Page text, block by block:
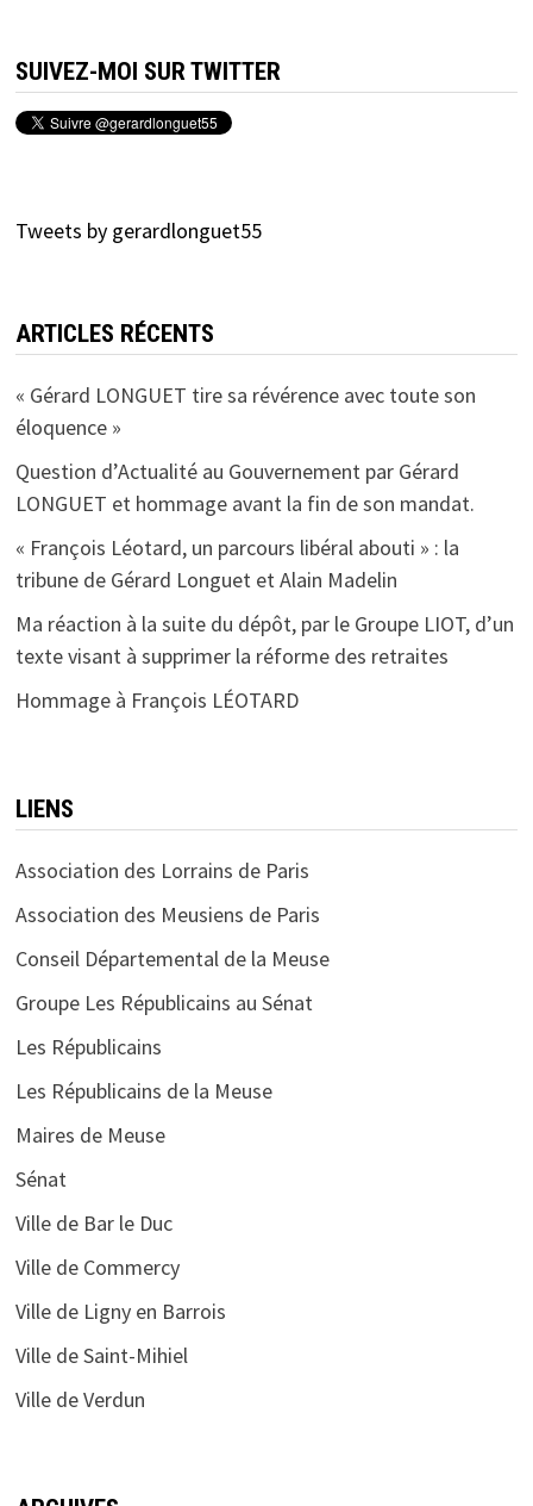
SUIVEZ-MOI SUR TWITTER
Tweets by gerardlonguet55
ARTICLES RÉCENTS
« Gérard LONGUET tire sa révérence avec toute son
éloquence »
Question d’Actualité au Gouvernement par Gérard
LONGUET et hommage avant la fin de son mandat.
« François Léotard, un parcours libéral abouti » : la
tribune de Gérard Longuet et Alain Madelin
Ma réaction à la suite du dépôt, par le Groupe LIOT, d’un
texte visant à supprimer la réforme des retraites
Hommage à François LÉOTARD
LIENS
Association des Lorrains de Paris
Association des Meusiens de Paris
Conseil Départemental de la Meuse
Groupe Les Républicains au Sénat
Les Républicains
Les Républicains de la Meuse
Maires de Meuse
Sénat
Ville de Bar le Duc
Ville de Commercy
Ville de Ligny en Barrois
Ville de Saint-Mihiel
Ville de Verdun